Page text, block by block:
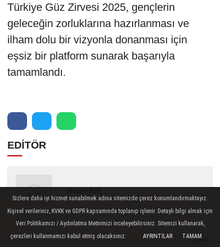
Türkiye Güz Zirvesi 2025, gençlerin
geleceğin zorluklarına hazırlanması ve
ilham dolu bir vizyonla donanması için
eşsiz bir platform sunarak başarıyla
tamamlandı.
EDİTÖR
Sizlere daha iyi hizmet sunabilmek adına sitemizde çerez konumlandırmaktayız.
Kişisel verileriniz, KVKK ve GDPR kapsamında toplanıp işlenir. Detaylı bilgi almak için
Veri Politikamızı / Aydınlatma Metnimizi inceleyebilirsiniz. Sitemizi kullanarak,
çerezleri kullanmamızı kabul etmiş olacaksınız.
AYRINTILAR TAMAM